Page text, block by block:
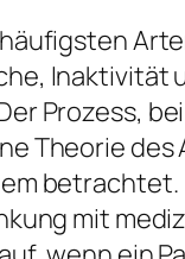
Inaktivität
Prozess,
Theorie
betrachtet.
mit